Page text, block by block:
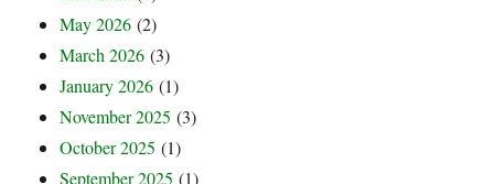
May 2026 (2)
March 2026 (3)
January 2026 (1)
November 2025 (3)
October 2025 (1)
September 2025 (1)